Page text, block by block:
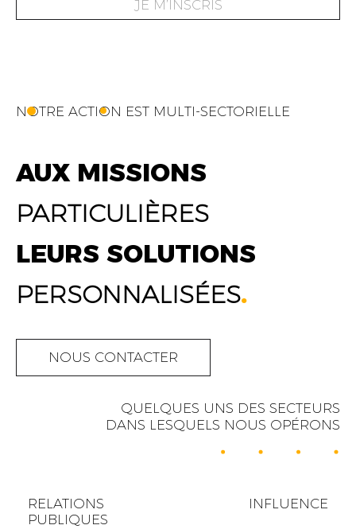
JE M’INSCRIS
NOTRE ACTION EST MULTI-SECTORIELLE
AUX MISSIONS
PARTICULIÈRES
LEURS SOLUTIONS
PERSONNALISÉES.
NOUS CONTACTER
QUELQUES UNS DES SECTEURS
DANS LESQUELS NOUS OPÉRONS
RELATIONS
PUBLIQUES
INFLUENCE